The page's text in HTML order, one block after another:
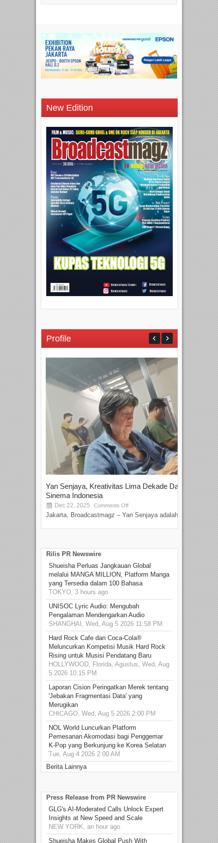
New Edition
Profile
Yan Senjaya, Kreativitas Lima Dekade Dalam
Sinema Indonesia
Dec 22, 2025 Comments Off
Jakarta, Broadcastmagz – Yan Senjaya adalah...
Rilis PR Newswire
Shueisha Perluas Jangkauan Global
melalui MANGA MILLION, Platform Manga
yang Tersedia dalam 100 Bahasa
TOKYO, 3 hours ago
UNISOC Lyric Audio: Mengubah
Pengalaman Mendengarkan Audio
SHANGHAI, Wed, Aug 5 2026 11:58 PM
Hard Rock Cafe dan Coca-Cola®
Meluncurkan Kompetisi Musik Hard Rock
Rising untuk Musisi Pendatang Baru
HOLLYWOOD, Florida, Agustus, Wed, Aug
5 2026 10:15 PM
Laporan Cision Peringatkan Merek tentang
'Jebakan Fragmentasi Data' yang
Merugikan
CHICAGO, Wed, Aug 5 2026 2:00 PM
NOL World Luncurkan Platform
Pemesanan Akomodasi bagi Penggemar
K-Pop yang Berkunjung ke Korea Selatan
Tue, Aug 4 2026 2:00 AM
Berita Lainnya
Press Release from PR Newswire
GLG's AI-Moderated Calls Unlock Expert
Insights at New Speed and Scale
NEW YORK, an hour ago
Shueisha Makes Global Push With